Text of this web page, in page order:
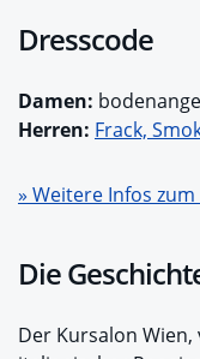
Dresscode
Damen:
Herren: Frack,
» Weitere Infos zum
Die
Der Kursalon Wien,